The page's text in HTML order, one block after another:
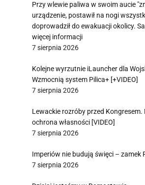
Przy wlewie paliwa w swoim aucie
urządzenie, postawił na nogi
doprowadził do ewakuacji okolicy.
więcej informacji
7 sierpnia 2026
Kolejne wyrzutnie iLauncher dla
Wzmocnią system Pilica+ [+VIDEO]
7 sierpnia 2026
Lewackie rozróby przed Kongresem.
ochrona własności [VIDEO]
7 sierpnia 2026
Imperiów nie budują święci – zamek
7 sierpnia 2026